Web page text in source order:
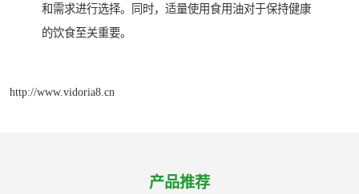
和需求进行选择。同时，适量使用食用油对于保持健康
的饮食至关重要。
http://www.vidoria8.cn
产品推荐